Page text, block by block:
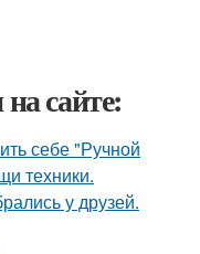
сайте:
себе "Ручной
техники.
у друзей.